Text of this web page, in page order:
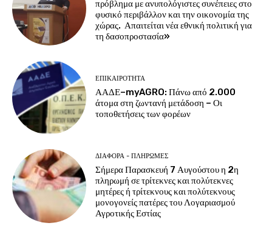
πρόβλημα με ανυπολόγιστες συνέπειες στο
φυσικό περιβάλλον και την οικονομία της
χώρας. Απαιτείται νέα εθνική πολιτική για
τη δασοπροστασία»
ΕΠΙΚΑΙΡΌΤΗΤΑ
ΑΑΔΕ–myAGRO: Πάνω από 2.000
άτομα στη ζωντανή μετάδοση – Οι
τοποθετήσεις των φορέων
ΔΙΆΦΟΡΑ - ΠΛΗΡΩΜΈΣ
Σήμερα Παρασκευή 7 Αυγούστου η 2η
πληρωμή σε τρίτεκνες και πολύτεκνες
μητέρες ή τρίτεκνους και πολύτεκνους
μονογονείς πατέρες του Λογαριασμού
Αγροτικής Εστίας